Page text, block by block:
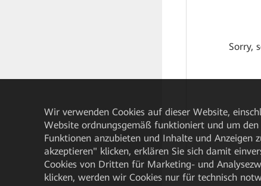
Sorry,
Wir verwenden Cookies auf dieser Website,
Website ordnungsgemäß funktioniert und um
Funktionen anzubieten und Inhalte und Anzeigen
akzeptieren" klicken, erklären Sie sich damit
Cookies von Dritten für Marketing- und
klicken, werden wir Cookies nur für technisch